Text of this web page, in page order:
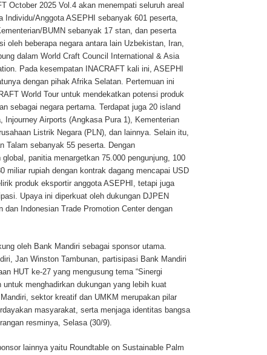
October 2025 Vol.4 akan menempati seluruh areal
Anggota ASEPHI sebanyak 601 peserta,
BUMN sebanyak 17 stan, dan peserta
oleh beberapa negara antara lain Uzbekistan, Iran,
dalam World Craft Council International & Asia
Pada kesempatan INACRAFT kali ini, ASEPHI
dengan pihak Afrika Selatan. Pertemuan ini
World Tour untuk mendekatkan potensi produk
sebagai negara pertama. Terdapat juga 20 island
Airports (Angkasa Pura 1), Kementerian
Listrik Negara (PLN), dan lainnya. Selain itu,
Talam sebanyak 55 peserta. Dengan
panitia menargetkan 75.000 pengunjung, 100
miliar rupiah dengan kontrak dagang mencapai USD
produk eksportir anggota ASEPHI, tetapi juga
Upaya ini diperkuat oleh dukungan DJPEN
dan Indonesian Trade Promotion Center dengan
oleh Bank Mandiri sebagai sponsor utama.
Jan Winston Tambunan, partisipasi Bank Mandiri
HUT ke-27 yang mengusung tema “Sinergi
untuk menghadirkan dukungan yang lebih kuat
sektor kreatif dan UMKM merupakan pilar
masyarakat, serta menjaga identitas bangsa
resminya, Selasa (30/9).
lainnya yaitu Roundtable on Sustainable Palm